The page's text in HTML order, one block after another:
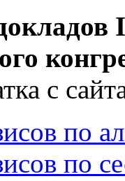
с
по
по